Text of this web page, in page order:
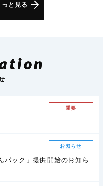
と見る
重要
お知らせ
パック」提供開始のお知ら